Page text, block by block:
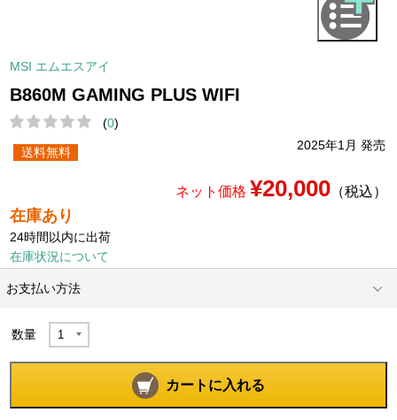
MSI エムエスアイ
B860M GAMING PLUS WIFI
(0)
2025年1月 発売
送料無料
ネット価格 ¥20,000（税込）
在庫あり
24時間以内に出荷
在庫状況について
お支払い方法
数量
カートに入れる